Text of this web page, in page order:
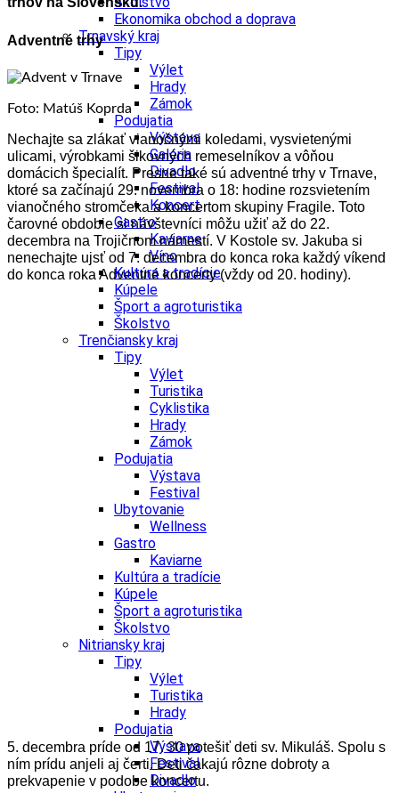
Ekonomika obchod a doprava
Trnavský kraj
Tipy
Výlet
Hrady
Zámok
Podujatia
Výstava
Galéria
Divadlo
Festival
Koncert
Gastro
Kaviarne
Víno
Kultúra a tradície
Kúpele
Šport a agroturistika
Školstvo
Trenčiansky kraj
Tipy
Výlet
Turistika
Cyklistika
Hrady
Zámok
Podujatia
Výstava
Festival
Ubytovanie
Wellness
Gastro
Kaviarne
Kultúra a tradície
Kúpele
Šport a agroturistika
Školstvo
Nitriansky kraj
Tipy
Výlet
Turistika
Hrady
Podujatia
Výstava
Festival
Divadlo
Adventné trhy
Foto: Matúš Koprda
Nechajte sa zlákať vianočnými koledami, vysvietenými
ulicami, výrobkami šikovných remeselníkov a vôňou
domácich špecialít. Presne také sú adventné trhy v Trnave,
ktoré sa začínajú 29. novembra o 18: hodine rozsvietením
vianočného stromčeka a koncertom skupiny Fragile. Toto
čarovné obdobie si návštevníci môžu užiť až do 22.
decembra na Trojičnom námestí. V Kostole sv. Jakuba si
nenechajte ujsť od 7. decembra do konca roka každý víkend
do konca roka Adventné koncerty (vždy od 20. hodiny).
5. decembra príde od 17. 30 potešiť deti sv. Mikuláš. Spolu s
ním prídu anjeli aj čerti. Deti čakajú rôzne dobroty a
prekvapenie v podobe koncertu.